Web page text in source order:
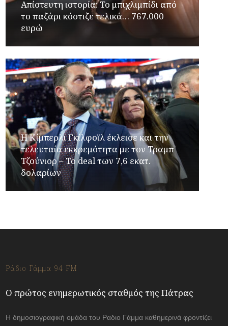
Απίστευτη ιστορία: Το μπιχλιμπίδι από
το παζάρι κόστιζε τελικά… 767.000
ευρώ
Η Κίμπερλι Γκίλφοϊλ έκλεισε και την
τελευταία εκκρεμότητα με τον Τραμπ
Τζούνιορ – Το deal των 7,6 εκατ.
δολαρίων
Ράδιο Γάμμα 94 FM
Ο πρώτος ενημερωτικός σταθμός της Πάτρας
Η δημοσιογραφική ομάδα του Ραδιο Γάμμα καθημερινά φροντίζει